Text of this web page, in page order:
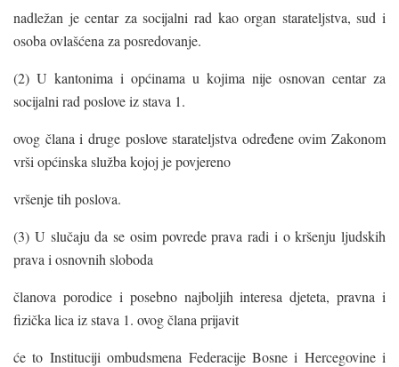
nadležan je centar za socijalni rad kao organ starateljstva, sud i
osoba ovlašćena za posredovanje.
(2) U kantonima i općinama u kojima nije osnovan centar za
socijalni rad poslove iz stava 1.
ovog člana i druge poslove starateljstva određene ovim Zakonom
vrši općinska služba kojoj je povjereno
vršenje tih poslova.
(3) U slučaju da se osim povrede prava radi i o kršenju ljudskih
prava i osnovnih sloboda
članova porodice i posebno najboljih interesa djeteta, pravna i
fizička lica iz stava 1. ovog člana prijavit
će to Instituciji ombudsmena Federacije Bosne i Hercegovine i